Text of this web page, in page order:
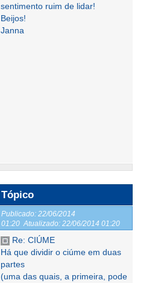
sentimento ruim de lidar!
Beijos!
Janna
Tópico
Publicado: 22/06/2014
01:20 Atualizado: 22/06/2014 01:20
Re: CIÚME
Há que dividir o ciúme em duas
partes
(uma das quais, a primeira, pode